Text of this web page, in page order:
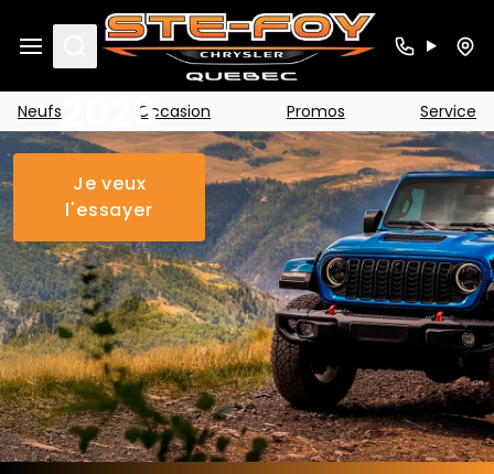
Search
Neufs Occasion Promos Service
Jeep
Gladiator
2026
Je veux
l'essayer